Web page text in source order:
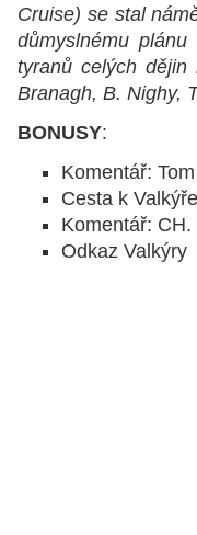
Cruise) se stal
důmyslnému
tyranů celých dějin
Branagh, B. Nighy,
BONUSY:
Komentář:
Cesta k Valkýře
Komentář:
Odkaz Valkýry